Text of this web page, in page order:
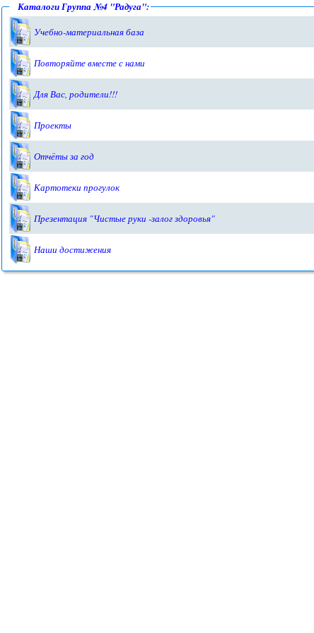
Каталоги Группа №4 "Радуга":
Учебно-материальная база
Повторяйте вместе с нами
Для Вас, родители!!!
Проекты
Отчёты за год
Картотеки прогулок
Презентация "Чистые руки -залог здоровья"
Наши достижения